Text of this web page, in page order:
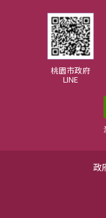
桃園市政府
LINE
政